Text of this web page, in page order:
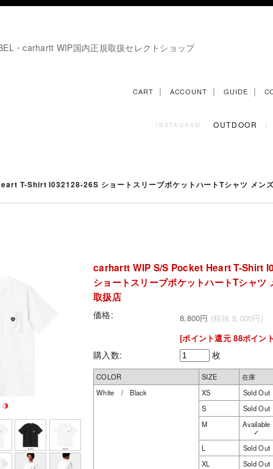
・carhartt WIP国内正規取扱セレクトショップ
CART ｜ ACCOUNT ｜ GUIDE ｜
INSTAGRAM OUTDOOR /
T-Shirt I032128-26S ショートスリーブポケットハートTシャツ メン
carhartt WIP S/S Pocket Heart T-Shirt
ショートスリーブポケットハートTシャツ
取扱店
価格: 8,800円 (税抜 8,000円)
[ポイント還元 88ポイン
購入数: 枚
COLOR SIZE 在庫
White / Black
XS Sold Out
S
Sold Out
M
Available
✓
L
Sold Out
XL
Sold Out